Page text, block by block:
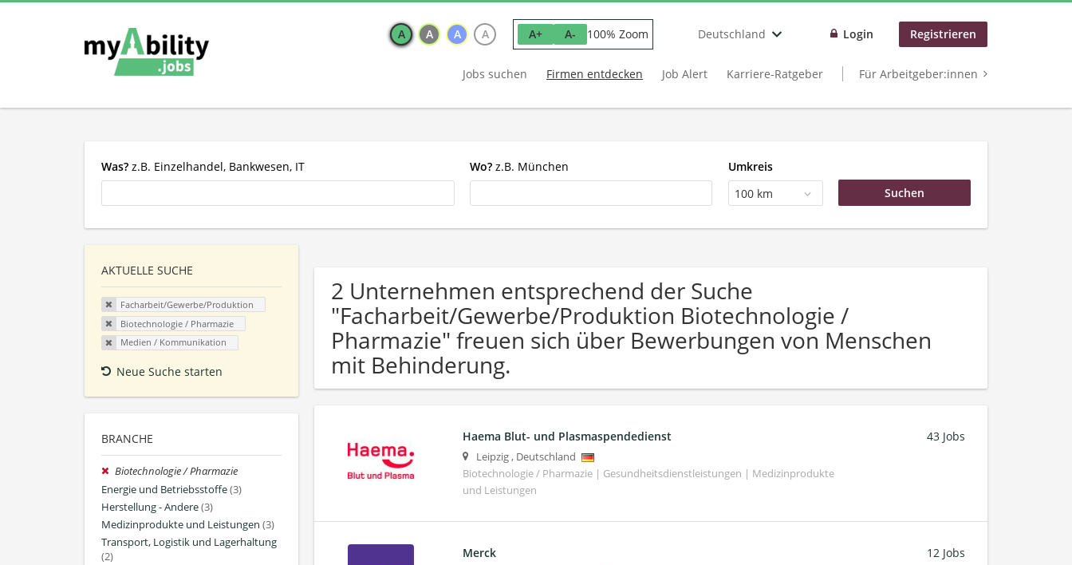
A A A A A+ A- 100% Zoom Deutschland Login Registrieren
Jobs suchen Firmen entdecken Job Alert Karriere-Ratgeber Für Arbeitgeber:innen
Was? z.B. Einzelhandel, Bankwesen, IT Wo? z.B. München
Umkreis
100 km
AKTUELLE SUCHE
Facharbeit/Gewerbe/Produktion
Biotechnologie / Pharmazie
Medien / Kommunikation
Neue Suche starten
BRANCHE
Biotechnologie / Pharmazie
Energie und Betriebsstoffe(3)
Herstellung - Andere(3)
Medizinprodukte und Leistungen (3)
Transport, Logistik und Lagerhaltung
(2)
2 Unternehmen entsprechend der Suche
"Facharbeit/Gewerbe/Produktion Biotechnologie /
Pharmazie" freuen sich über Bewerbungen von Menschen
mit Behinderung.
Haema Blut- und Plasmaspendedienst
Leipzig, Deutschland
Biotechnologie / Pharmazie | Gesundheitsdienstleistungen | Medizinprodukte
und Leistungen
43 Jobs
Merck 12 Jobs